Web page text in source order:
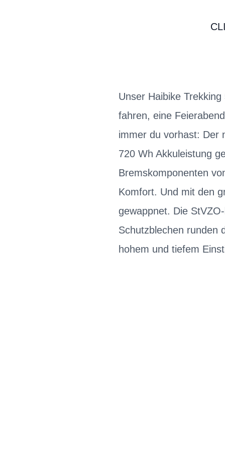
Unser Haibike
fahren, eine
immer du vorhast: Der
720 Wh Akkuleistung
Bremskomponenten
Komfort. Und mit den
gewappnet. Die
Schutzblechen runden
hohem und tiefem